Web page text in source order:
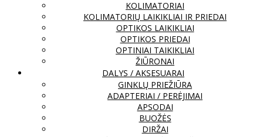
KOLIMATORIAI
KOLIMATORIŲ LAIKIKLIAI IR PRIEDAI
OPTIKOS LAIKIKLIAI
OPTIKOS PRIEDAI
OPTINIAI TAIKIKLIAI
ŽIŪRONAI
DALYS / AKSESUARAI
GINKLŲ PRIEŽIŪRA
ADAPTERIAI / PERĖJIMAI
APSODAI
BUOŽĖS
DIRŽAI